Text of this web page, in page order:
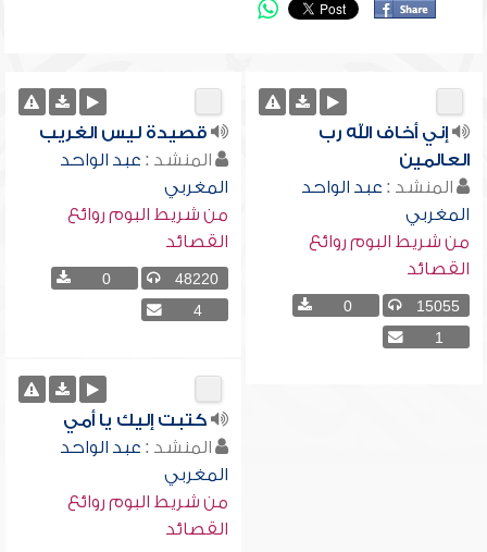
إني أخاف الله رب
العالمين
المنشد : عبد الواحد
المغربي
من شريط البوم روائع
القصائد
15055
0
1
قصيدة ليس الغريب
المنشد : عبد الواحد
المغربي
من شريط البوم روائع
القصائد
48220
0
4
كتبت إليك يا أمي
المنشد : عبد الواحد
المغربي
من شريط البوم روائع
القصائد